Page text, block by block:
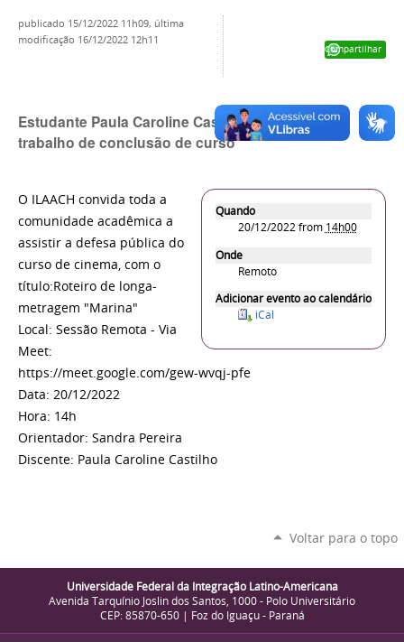
Compartilhar
publicado 15/12/2022 11h09, última
modificação 16/12/2022 12h11
Estudante Paula Caroline Castilho defende seu
trabalho de conclusão de curso
Quando
20/12/2022from 14h00
Onde
Remoto
Adicionar evento ao calendário
iCal
O ILAACH convida toda a
comunidade acadêmica a
assistir a defesa pública do
curso de cinema, com o
título:Roteiro de longa-
metragem "Marina"
Local: Sessão Remota - Via
Meet:
https://meet.google.com/gew-wvqj-pfe
Data: 20/12/2022
Hora: 14h
Orientador: Sandra Pereira
Discente: Paula Caroline Castilho
Voltar para o topo
Universidade Federal da Integração Latino-Americana
Avenida Tarquínio Joslin dos Santos, 1000 - Polo Universitário
CEP: 85870-650 | Foz do Iguaçu - Paraná